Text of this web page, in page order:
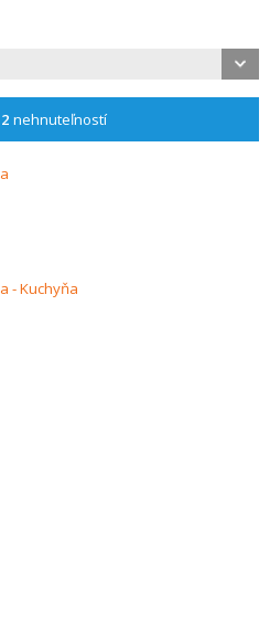
2 nehnuteľností